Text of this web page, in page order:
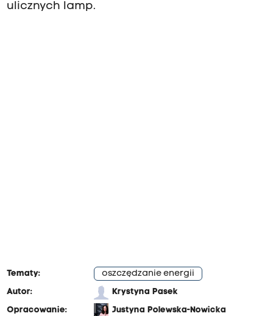
ulicznych lamp.
Tematy:
oszczędzanie energii
Autor:
Krystyna Pasek
Opracowanie:
Justyna Polewska-Nowicka